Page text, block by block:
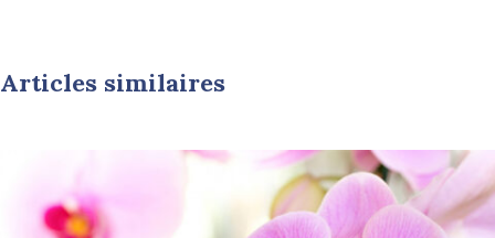
Articles similaires